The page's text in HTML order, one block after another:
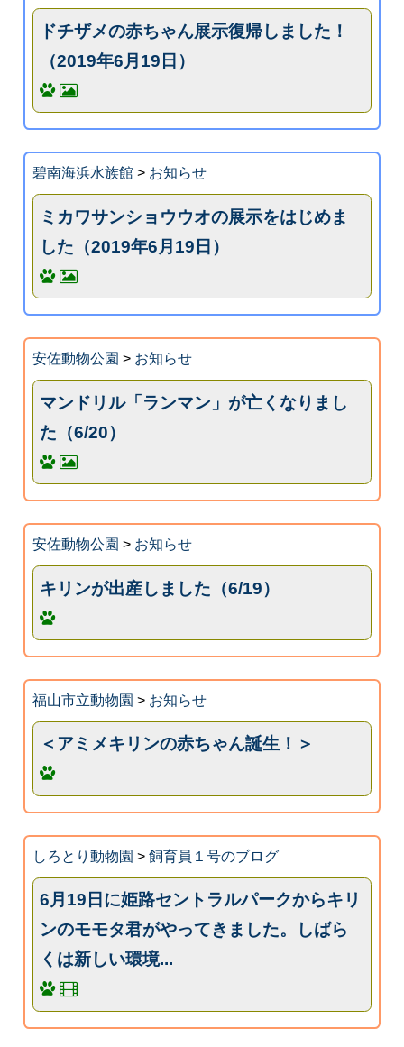
ドチザメの赤ちゃん展示復帰しました！
（2019年6月19日）
碧南海浜水族館> お知らせ
ミカワサンショウウオの展示をはじめま
した（2019年6月19日）
安佐動物公園 > お知らせ
マンドリル「ランマン」が亡くなりまし
た（6/20）
安佐動物公園 > お知らせ
キリンが出産しました（6/19）
福山市立動物園 > お知らせ
＜アミメキリンの赤ちゃん誕生！＞
しろとり動物園 > 飼育員１号のブログ
6月19日に姫路セントラルパークからキリ
ンのモモタ君がやってきました。しばら
くは新しい環境...